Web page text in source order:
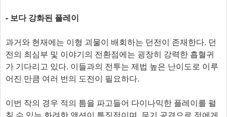
- 보다 강화된 플레이
과거와 현재에는 이형 괴물이 배회하는 던전이 존재한다. 던
전의 최심부 및 이야기의 전환점에는 굉장히 강력한 흡혈귀
가 기다리고 있다. 이들과의 전투는 제법 높은 난이도로 이루
어진 만큼 여러 번의 도전이 필요하다.
이번 작의 경우 적의 틈을 파고들어 다이나믹한 플레이를 펼